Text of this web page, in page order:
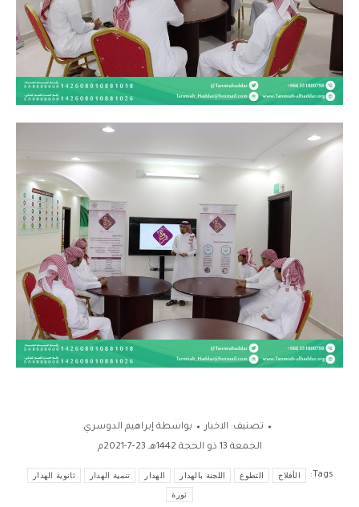
تصنيف: الاخبار بواسطة إبراهيم الدوسري
الجمعة 13 ذو الحجة 1442هـ 23-7-2021م
Tags: الأفلاج التطوع اللجنة بالهدار الهدار تنمية الهدار ثانوية الهدار
ثورة